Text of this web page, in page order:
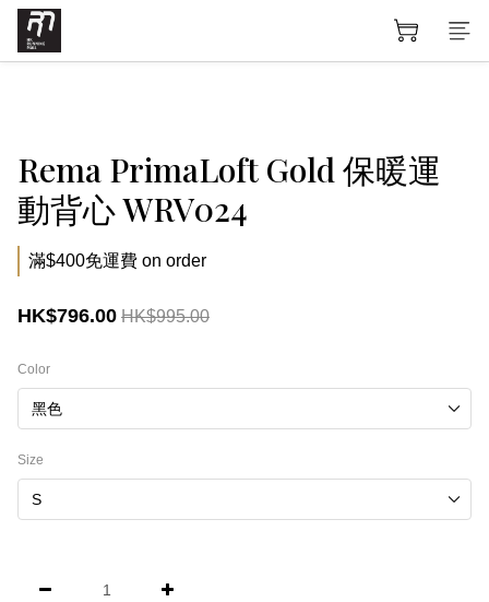
Rema PrimaLoft Gold 保暖運
動背心 WRV024
滿$400免運費 on order
HK$796.00 HK$995.00
Color
Size